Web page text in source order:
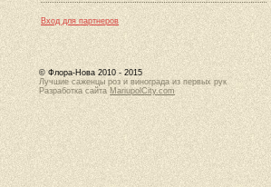
Вход для партнеров
© Флора-Нова 2010 - 2015
Лучшие саженцы роз и винограда из первых рук
Разработка сайта MariupolCity.com